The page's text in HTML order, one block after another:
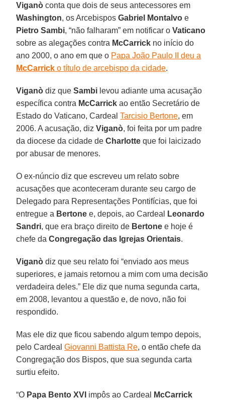
Viganò conta que dois de seus antecessores em
Washington, os ArcebisposGabriel Montalvo e
Pietro Sambi, “não falharam” em notificar o Vaticano
sobre as alegações contra McCarrick no início do
ano 2000, o ano em que o Papa João Paulo II deu a
McCarrick o título de arcebispo da cidade.
Viganò diz queSambi levou adiante uma acusação
específica contra McCarrick ao então Secretário de
Estado do Vaticano, CardealTarcisio Bertone, em
2006. A acusação, dizViganò, foi feita por um padre
da diocese da cidade deCharlotte que foi laicizado
por abusar de menores.
O ex-núncio diz que escreveu um relato sobre
acusações que aconteceram durante seu cargo de
Delegado para Representações Pontifícias, que foi
entregue a Bertone e, depois, ao Cardeal
Leonardo
Sandri, que era braço direito de Bertone e hoje é
chefe daCongregação das Igrejas Orientais.
Viganò diz que seu relato foi “enviado aos meus
superiores, e jamais retornou a mim com uma decisão
verdadeira deles.” Ele diz que numa segunda carta,
em 2008, levantou a questão e, de novo, não foi
respondido.
Mas ele diz que ficou sabendo algum tempo depois,
pelo CardealGiovanni Battista Re, o então chefe da
Congregação dos Bispos, que sua segunda carta
surtiu efeito.
“O Papa Bento XVI impôs ao Cardeal
McCarrick